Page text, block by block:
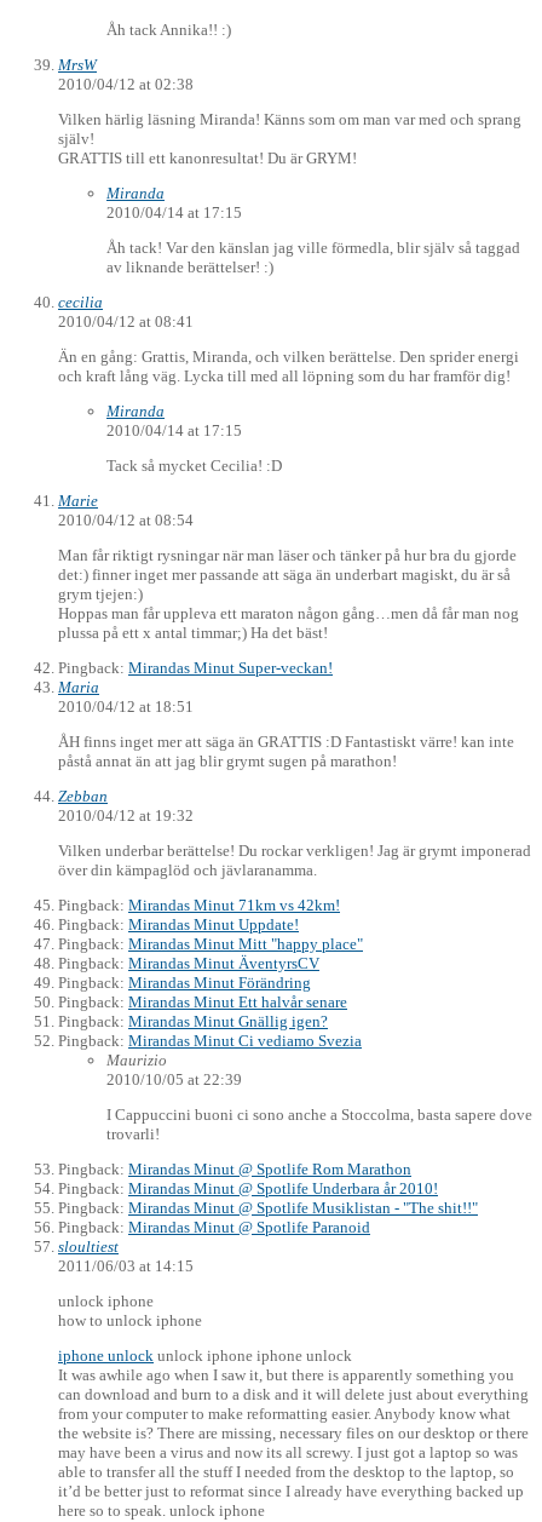
Åh tack Annika!! :)
MrsW
2010/04/12 at 02:38
Vilken härlig läsning Miranda! Känns som om man var med och sprang
själv!
GRATTIS till ett kanonresultat! Du är GRYM!
Miranda
2010/04/14 at 17:15
Åh tack! Var den känslan jag ville förmedla, blir själv så taggad
av liknande berättelser! :)
cecilia
2010/04/12 at 08:41
Än en gång: Grattis, Miranda, och vilken berättelse. Den sprider energi
och kraft lång väg. Lycka till med all löpning som du har framför dig!
Miranda
2010/04/14 at 17:15
Tack så mycket Cecilia! :D
Marie
2010/04/12 at 08:54
Man får riktigt rysningar när man läser och tänker på hur bra du gjorde
det:) finner inget mer passande att säga än underbart magiskt, du är så
grym tjejen:)
Hoppas man får uppleva ett maraton någon gång…men då får man nog
plussa på ett x antal timmar;) Ha det bäst!
Pingback: Mirandas Minut Super-veckan!
Maria
2010/04/12 at 18:51
ÅH finns inget mer att säga än GRATTIS :D Fantastiskt värre! kan inte
påstå annat än att jag blir grymt sugen på marathon!
Zebban
2010/04/12 at 19:32
Vilken underbar berättelse! Du rockar verkligen! Jag är grymt imponerad
över din kämpaglöd och jävlaranamma.
Pingback: Mirandas Minut 71km vs 42km!
Pingback: Mirandas Minut Uppdate!
Pingback: Mirandas Minut Mitt "happy place"
Pingback: Mirandas Minut ÄventyrsCV
Pingback: Mirandas Minut Förändring
Pingback: Mirandas Minut Ett halvår senare
Pingback: Mirandas Minut Gnällig igen?
Pingback: Mirandas Minut Ci vediamo Svezia
Maurizio
2010/10/05 at 22:39
I Cappuccini buoni ci sono anche a Stoccolma, basta sapere dove
trovarli!
Pingback: Mirandas Minut @ Spotlife Rom Marathon
Pingback: Mirandas Minut @ Spotlife Underbara år 2010!
Pingback: Mirandas Minut @ Spotlife Musiklistan - "The shit!!"
Pingback: Mirandas Minut @ Spotlife Paranoid
sloultiest
2011/06/03 at 14:15
unlock iphone
how to unlock iphone
iphone unlock unlock iphone iphone unlock
It was awhile ago when I saw it, but there is apparently something you
can download and burn to a disk and it will delete just about everything
from your computer to make reformatting easier. Anybody know what
the website is? There are missing, necessary files on our desktop or there
may have been a virus and now its all screwy. I just got a laptop so was
able to transfer all the stuff I needed from the desktop to the laptop, so
it’d be better just to reformat since I already have everything backed up
here so to speak. unlock iphone